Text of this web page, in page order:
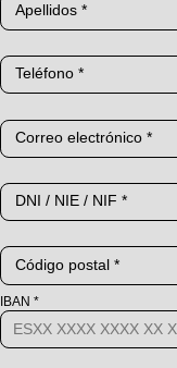
Apellidos *
Teléfono *
Correo electrónico *
DNI / NIE / NIF *
Código postal *
IBAN *